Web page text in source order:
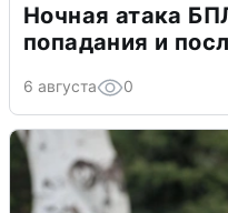
Ночная атака
попадания и
6 августа 0